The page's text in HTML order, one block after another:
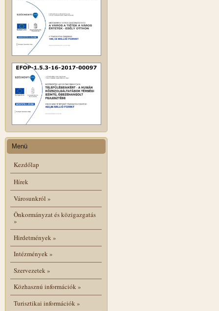
Menü
Kezdőlap
Hírek
Városunkról »
Önkormányzat és közigazgatás
»
Hirdetmények»
Intézmények»
Szervezetek»
Közhasznú információk»
Turisztikai információk»